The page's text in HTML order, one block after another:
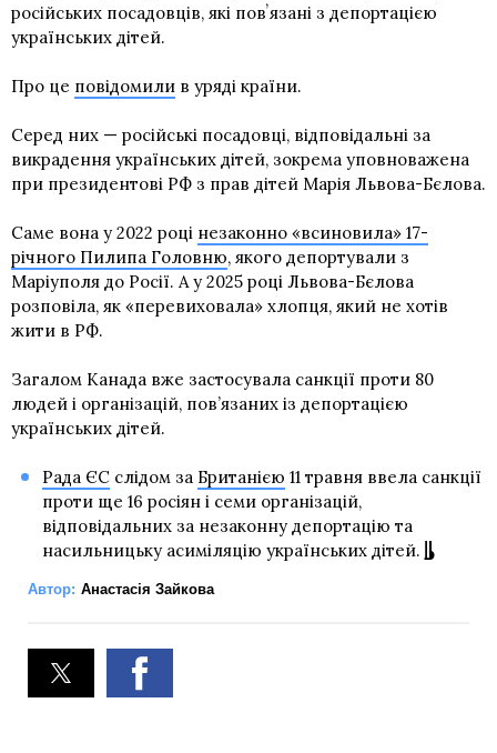
російських посадовців, які повʼязані з депортацією
українських дітей.
Про це повідомили в уряді країни.
Серед них — російські посадовці, відповідальні за
викрадення українських дітей, зокрема уповноважена
при президентові РФ з прав дітей Марія Львова-Бєлова.
Саме вона у 2022 році незаконно «всиновила» 17-
річного Пилипа Головню, якого депортували з
Маріуполя до Росії. А у 2025 році Львова-Бєлова
розповіла, як «перевиховала» хлопця, який не хотів
жити в РФ.
Загалом Канада вже застосувала санкції проти 80
людей і організацій, пов’язаних із депортацією
українських дітей.
Рада ЄСслідом за Британією 11 травня ввела санкції
проти ще 16 росіян і семи організацій,
відповідальних за незаконну депортацію та
насильницьку асиміляцію українських дітей.
Автор: Анастасія Зайкова